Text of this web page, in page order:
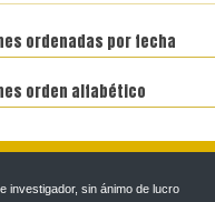
ordenadas por fecha
orden alfabético
investigador, sin ánimo de lucro